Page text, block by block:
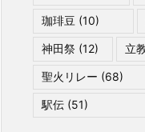
珈琲豆 (10)
神田祭 (12) 立
聖火リレー (68)
駅伝 (51)